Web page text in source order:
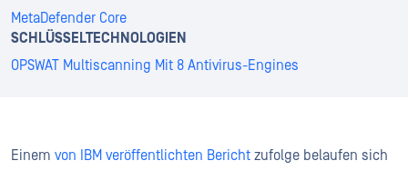
MetaDefender Core
SCHLÜSSELTECHNOLOGIEN
OPSWAT Multiscanning Mit 8 Antivirus-Engines
Einem von IBM veröffentlichten Bericht zufolge belaufen sich